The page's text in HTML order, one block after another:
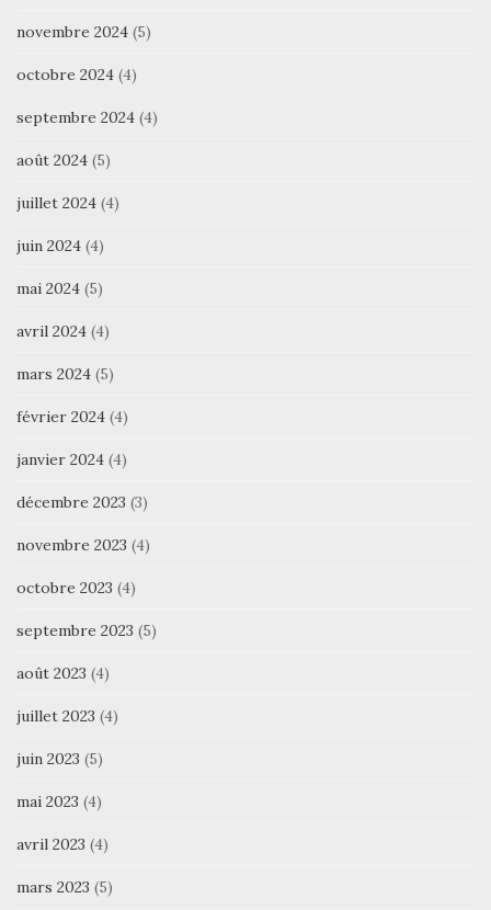
novembre 2024 (5)
octobre 2024 (4)
septembre 2024 (4)
août 2024 (5)
juillet 2024 (4)
juin 2024 (4)
mai 2024 (5)
avril 2024 (4)
mars 2024 (5)
février 2024 (4)
janvier 2024 (4)
décembre 2023 (3)
novembre 2023 (4)
octobre 2023 (4)
septembre 2023 (5)
août 2023 (4)
juillet 2023 (4)
juin 2023 (5)
mai 2023 (4)
avril 2023 (4)
mars 2023 (5)